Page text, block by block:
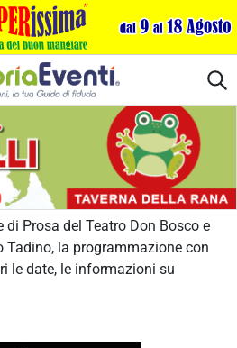
a Gualdo Tadino
Prosa del Teatro Don Bosco e
Tadino, la programmazione con
le date, le informazioni su